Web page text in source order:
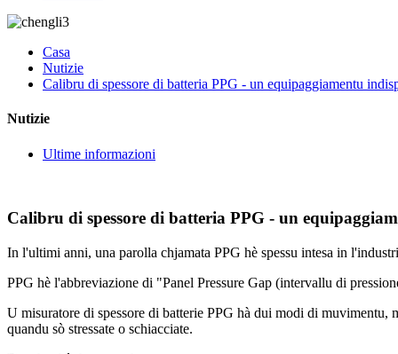
Casa
Nutizie
Calibru di spessore di batteria PPG - un equipaggiamentu
Nutizie
Ultime informazioni
Calibru di spessore di batteria PPG - un
In l'ultimi anni, una parolla chjamata PPG hè spessu intesa in
PPG hè l'abbreviazione di "Panel Pressure Gap (intervallu di
U misuratore di spessore di batterie PPG hà dui modi di muvimentu,
quandu sò stressate o schiacciate.